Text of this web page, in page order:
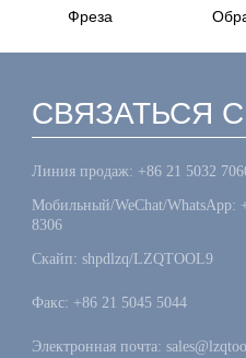
Фреза
СВЯЗАТЬСЯ
Линия продаж: +86 21 5032
Мобильный/WeChat/WhatsApp:
8306
Скайп: shpdlzq/LZQTOOL9
Факс: +86 21 5045 5044
Электронная почта: